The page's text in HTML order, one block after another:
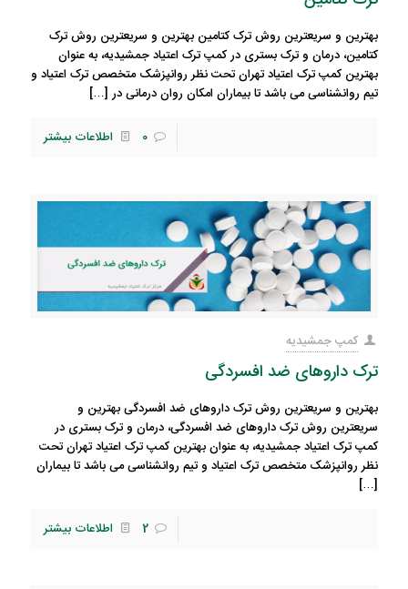
بهترین و سریعترین روش ترک کتامین بهترین و سریعترین روش ترک
کتامین، درمان و ترک بستری در کمپ ترک اعتیاد جمشیدیه، به عنوان
بهترین کمپ ترک اعتیاد تهران تحت نظر روانپزشک متخصص ترک اعتیاد و
تیم روانشناسی می باشد تا بیماران امکان روان درمانی در […]
0 اطلاعات بیشتر
کمپ جمشیدیه
ترک داروهای ضد افسردگی
بهترین و سریعترین روش ترک داروهای ضد افسردگی بهترین و
سریعترین روش ترک داروهای ضد افسردگی، درمان و ترک بستری در
کمپ ترک اعتیاد جمشیدیه، به عنوان بهترین کمپ ترک اعتیاد تهران تحت
نظر روانپزشک متخصص ترک اعتیاد و تیم روانشناسی می باشد تا بیماران
[…]
2 اطلاعات بیشتر